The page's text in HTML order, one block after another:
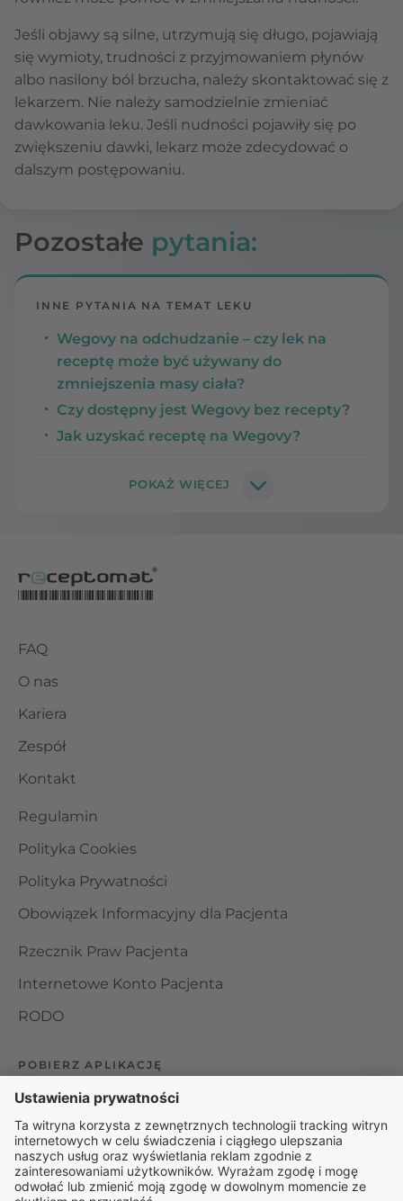
Jeśli objawy są silne, utrzymują się długo, pojawiają
się wymioty, trudności z przyjmowaniem płynów
albo nasilony ból brzucha, należy skontaktować się z
lekarzem. Nie należy samodzielnie zmieniać
dawkowania leku. Jeśli nudności pojawiły się po
zwiększeniu dawki, lekarz może zdecydować o
dalszym postępowaniu.
Pozostałe pytania:
INNE PYTANIA NA TEMAT LEKU
Wegovy na odchudzanie – czy lek na
receptę może być używany do
zmniejszenia masy ciała?
Czy dostępny jest Wegovy bez recepty?
Jak uzyskać receptę na Wegovy?
FAQ
O nas
Kariera
Zespół
Kontakt
Regulamin
Polityka Cookies
Polityka Prywatności
Obowiązek Informacyjny dla Pacjenta
Rzecznik Praw Pacjenta
Internetowe Konto Pacjenta
RODO
POBIERZ APLIKACJĘ
Organizator udzielania świadczeń telemedycznych jest
podmiotem leczniczym w rozumieniu ustawy z dnia 15
kwietnia 2011 roku o działalności leczniczej, wpisanym do